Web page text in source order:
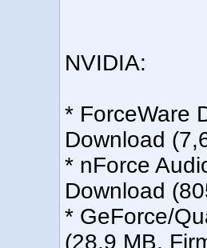
NVIDIA:
* ForceWare
Download
* nForce
Download
* GeForce/
(28,9 MB,